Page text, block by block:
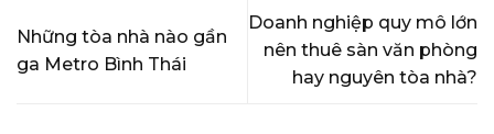
Những tòa nhà nào gần
ga Metro Bình Thái
Doanh nghiệp quy mô lớn
nên thuê sàn văn phòng
hay nguyên tòa nhà?